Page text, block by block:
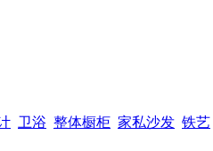
卫浴 整体橱柜 家私沙发 铁艺